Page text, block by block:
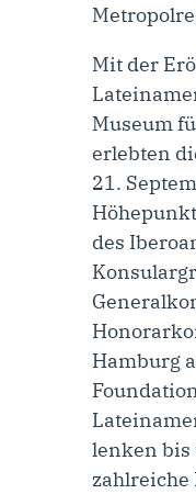
Mit der
Museum
erlebten
21.
des
Hamburg
lenken bis
zahlreiche